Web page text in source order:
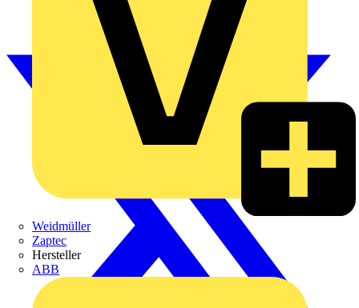
Weidmüller
Zaptec
Hersteller
ABB